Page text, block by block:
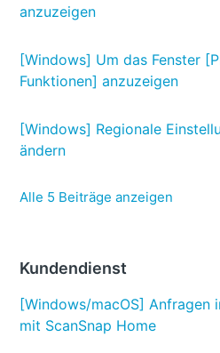
anzuzeigen
[Windows] Um das Fenster
Funktionen] anzuzeigen
[Windows] Regionale
ändern
Alle 5 Beiträge anzeigen
Kundendienst
[Windows/macOS] Anfragen
mit ScanSnap Home